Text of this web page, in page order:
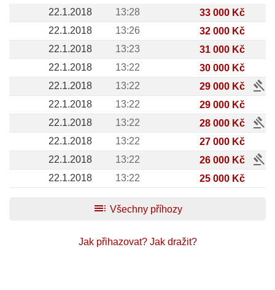
22.1.2018 13:28
33 000 Kč
22.1.2018
13:26
32 000 Kč
22.1.2018
13:23
31 000 Kč
22.1.2018
13:22
30 000 Kč
22.1.2018
13:22 29 000 Kč gavel
22.1.2018 13:22
29 000 Kč
22.1.2018
13:22 28 000 Kč gavel
22.1.2018 13:22
27 000 Kč
22.1.2018
13:22 26 000 Kč gavel
22.1.2018 13:22 25 000 Kč
toc Všechny příhozy
Jak přihazovat? Jak dražit?